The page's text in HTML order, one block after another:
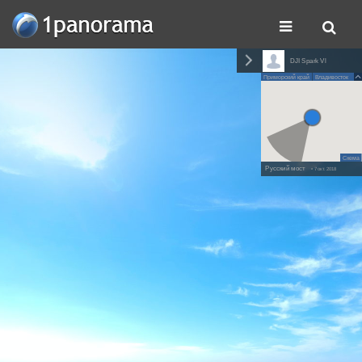
DJI Spark Vl
Приморский край Владивосток
Схема
Русский мост• 7 окт. 2018